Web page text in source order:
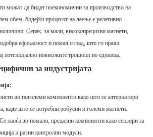
можат да бидат поекономични за производство на
обем, бидејќи процесот на леење е релативно
Сепак, за мали, високопрецизни магнети,
ефикасност и помал отпад, што го прави
потенцијално повисоките трошоци по единица.
за индустријата
во поголеми компоненти како што се алтернатори
каде што се потребни робусни и големи магнети.
Се наоѓа во помали, прецизни компоненти како сензори за
и разни контролни модули.